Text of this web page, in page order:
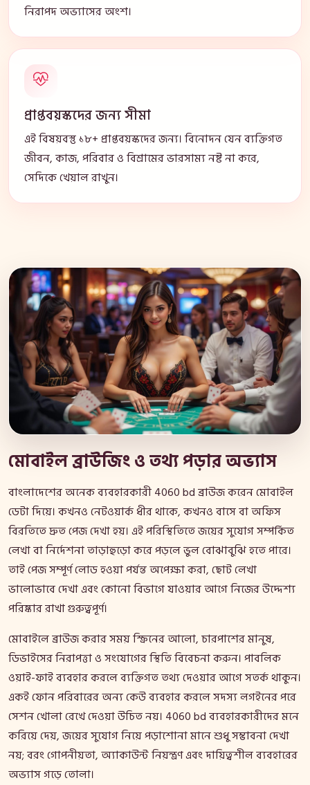
নিরাপদ অভ্যাসের অংশ।
প্রাপ্তবয়স্কদের জন্য সীমা
এই বিষয়বস্তু ১৮+ প্রাপ্তবয়স্কদের জন্য। বিনোদন যেন ব্যক্তিগত
জীবন, কাজ, পরিবার ও বিশ্রামের ভারসাম্য নষ্ট না করে,
সেদিকে খেয়াল রাখুন।
মোবাইল ব্রাউজিং ও তথ্য পড়ার অভ্যাস
বাংলাদেশের অনেক ব্যবহারকারী 4060 bd ব্রাউজ করেন মোবাইল
ডেটা দিয়ে। কখনও নেটওয়ার্ক ধীর থাকে, কখনও বাসে বা অফিস
বিরতিতে দ্রুত পেজ দেখা হয়। এই পরিস্থিতিতে জয়ের সুযোগ সম্পর্কিত
লেখা বা নির্দেশনা তাড়াহুড়ো করে পড়লে ভুল বোঝাবুঝি হতে পারে।
তাই পেজ সম্পূর্ণ লোড হওয়া পর্যন্ত অপেক্ষা করা, ছোট লেখা
ভালোভাবে দেখা এবং কোনো বিভাগে যাওয়ার আগে নিজের উদ্দেশ্য
পরিষ্কার রাখা গুরুত্বপূর্ণ।
মোবাইলে ব্রাউজ করার সময় স্ক্রিনের আলো, চারপাশের মানুষ,
ডিভাইসের নিরাপত্তা ও সংযোগের স্থিতি বিবেচনা করুন। পাবলিক
ওয়াই-ফাই ব্যবহার করলে ব্যক্তিগত তথ্য দেওয়ার আগে সতর্ক থাকুন।
একই ফোন পরিবারের অন্য কেউ ব্যবহার করলে সদস্য লগইনের পরে
সেশন খোলা রেখে দেওয়া উচিত নয়। 4060 bd ব্যবহারকারীদের মনে
করিয়ে দেয়, জয়ের সুযোগ নিয়ে পড়াশোনা মানে শুধু সম্ভাবনা দেখা
নয়; বরং গোপনীয়তা, অ্যাকাউন্ট নিয়ন্ত্রণ এবং দায়িত্বশীল ব্যবহারের
অভ্যাস গড়ে তোলা।